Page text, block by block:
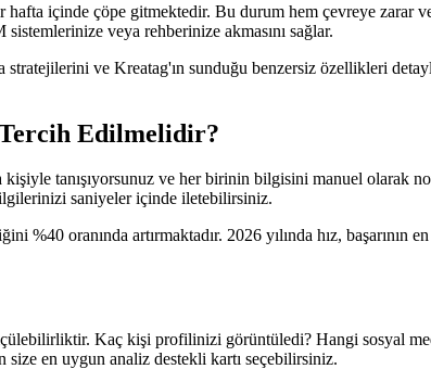
içinde çöpe gitmektedir. Bu durum hem çevreye zarar
veya rehberinize akmasını sağlar.
ve Kreatag'ın sunduğu benzersiz özellikleri
Edilmelidir?
tanışıyorsunuz ve her birinin bilgisini manuel olarak
saniyeler içinde iletebilirsiniz.
oranında artırmaktadır. 2026 yılında hız, başarının
Kaç kişi profilinizi görüntüledi? Hangi sosyal
en uygun analiz destekli kartı seçebilirsiniz.